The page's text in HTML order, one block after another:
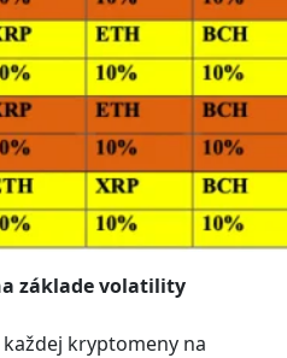
základe volatility
kryptomeny na